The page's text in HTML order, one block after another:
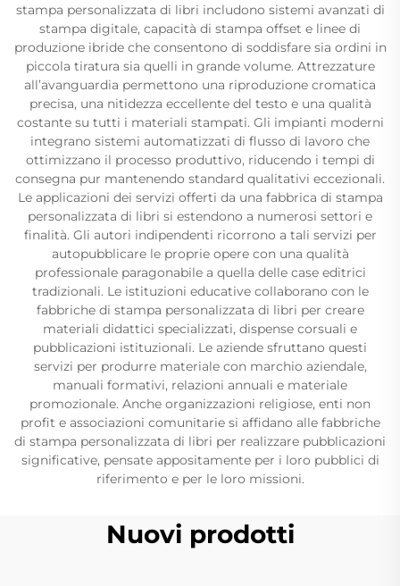
stampa personalizzata di libri includono sistemi avanzati di
stampa digitale, capacità di stampa offset e linee di
produzione ibride che consentono di soddisfare sia ordini in
piccola tiratura sia quelli in grande volume. Attrezzature
all’avanguardia permettono una riproduzione cromatica
precisa, una nitidezza eccellente del testo e una qualità
costante su tutti i materiali stampati. Gli impianti moderni
integrano sistemi automatizzati di flusso di lavoro che
ottimizzano il processo produttivo, riducendo i tempi di
consegna pur mantenendo standard qualitativi eccezionali.
Le applicazioni dei servizi offerti da una fabbrica di stampa
personalizzata di libri si estendono a numerosi settori e
finalità. Gli autori indipendenti ricorrono a tali servizi per
autopubblicare le proprie opere con una qualità
professionale paragonabile a quella delle case editrici
tradizionali. Le istituzioni educative collaborano con le
fabbriche di stampa personalizzata di libri per creare
materiali didattici specializzati, dispense corsuali e
pubblicazioni istituzionali. Le aziende sfruttano questi
servizi per produrre materiale con marchio aziendale,
manuali formativi, relazioni annuali e materiale
promozionale. Anche organizzazioni religiose, enti non
profit e associazioni comunitarie si affidano alle fabbriche
di stampa personalizzata di libri per realizzare pubblicazioni
significative, pensate appositamente per i loro pubblici di
riferimento e per le loro missioni.
Nuovi prodotti